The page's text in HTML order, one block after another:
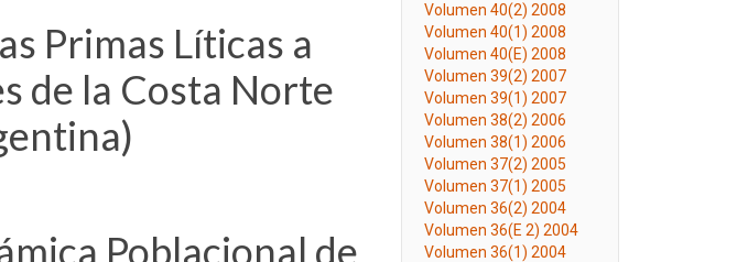
Primas Líticas a
de la Costa Norte
Poblacional de
Volumen 40(2) 2008
Volumen 40(1) 2008
Volumen 40(E) 2008
Volumen 39(2) 2007
Volumen 39(1) 2007
Volumen 38(2) 2006
Volumen 38(1) 2006
Volumen 37(2) 2005
Volumen 37(1) 2005
Volumen 36(2) 2004
Volumen 36(E 2) 2004
Volumen 36(1) 2004